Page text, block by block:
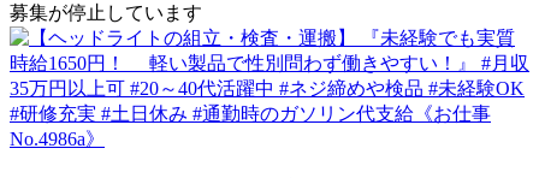
募集が停止しています